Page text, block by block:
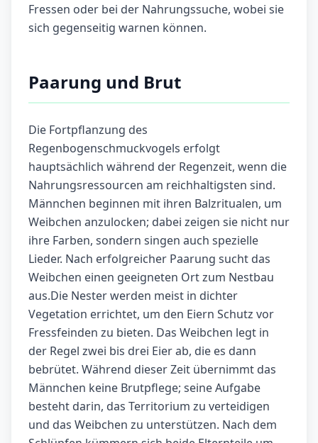
Fressen oder bei der Nahrungssuche, wobei sie
sich gegenseitig warnen können.
Paarung und Brut
Die Fortpflanzung des
Regenbogenschmuckvogels erfolgt
hauptsächlich während der Regenzeit, wenn die
Nahrungsressourcen am reichhaltigsten sind.
Männchen beginnen mit ihren Balzritualen, um
Weibchen anzulocken; dabei zeigen sie nicht nur
ihre Farben, sondern singen auch spezielle
Lieder. Nach erfolgreicher Paarung sucht das
Weibchen einen geeigneten Ort zum Nestbau
aus.Die Nester werden meist in dichter
Vegetation errichtet, um den Eiern Schutz vor
Fressfeinden zu bieten. Das Weibchen legt in
der Regel zwei bis drei Eier ab, die es dann
bebrütet. Während dieser Zeit übernimmt das
Männchen keine Brutpflege; seine Aufgabe
besteht darin, das Territorium zu verteidigen
und das Weibchen zu unterstützen. Nach dem